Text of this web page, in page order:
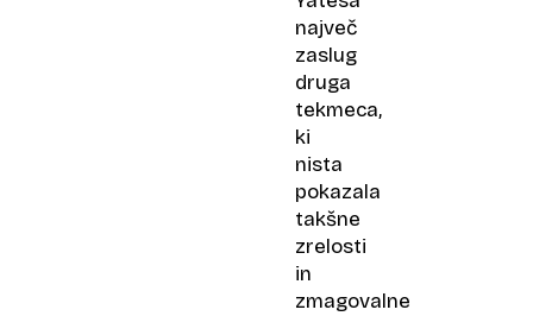
največ
zaslug
druga
tekmeca,
ki
nista
pokazala
takšne
zrelosti
in
zmagovalne